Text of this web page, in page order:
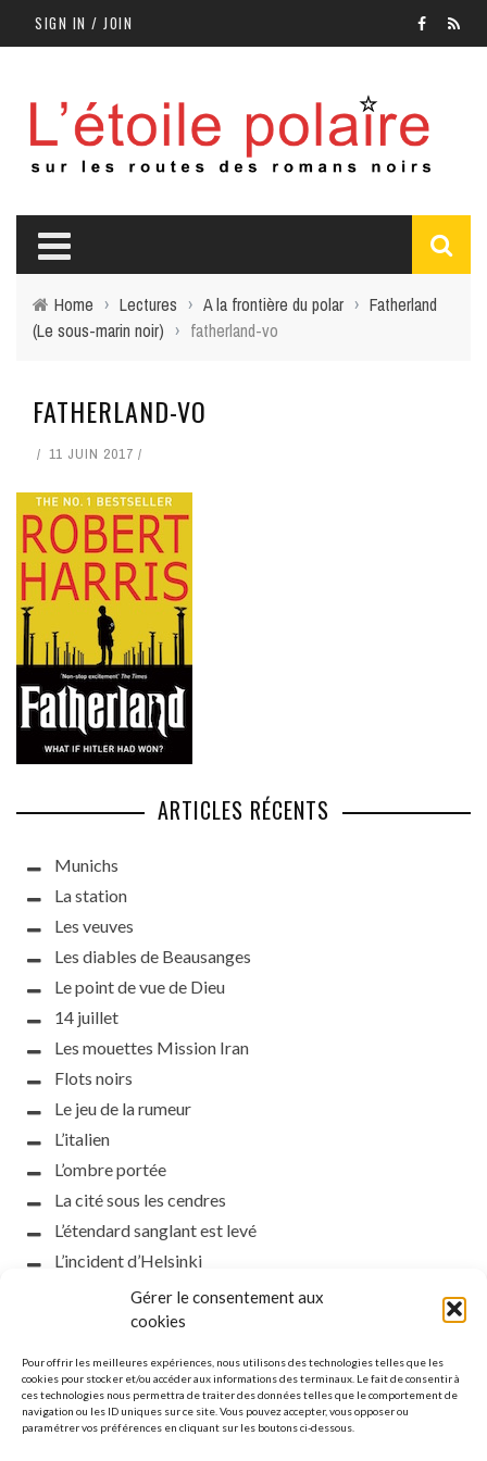
Gérer le consentement aux
cookies
Pour offrir les meilleures expériences, nous utilisons des technologies telles que les
cookies pour stocker et/ou accéder aux informations des terminaux. Le fait de consentir à
ces technologies nous permettra de traiter des données telles que le comportement de
navigation ou les ID uniques sur ce site. Vous pouvez accepter, vous opposer ou
paramétrer vos préférences en cliquant sur les boutons ci-dessous.
SIGN IN / JOIN
Home › Lectures › A la frontière du polar › Fatherland
(Le sous-marin noir) › fatherland-vo
FATHERLAND-VO
11 JUIN 2017
ARTICLES RÉCENTS
Munichs
La station
Les veuves
Les diables de Beausanges
Le point de vue de Dieu
14 juillet
Les mouettes Mission Iran
Flots noirs
Le jeu de la rumeur
L’italien
L’ombre portée
La cité sous les cendres
L’étendard sanglant est levé
L’incident d’Helsinki
la petite fasciste
Toutes les nuances de la nuit
Que s’obscurcissent le soleil et la lumière
Le silence